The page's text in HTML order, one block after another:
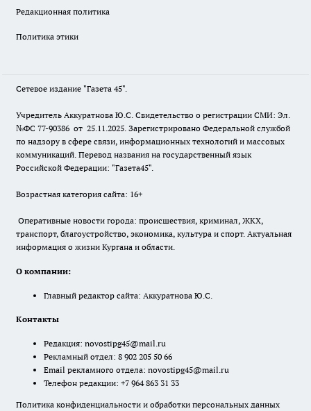
Редакционная политика
Политика этики
Сетевое издание "Газета 45".
Учредитель Аккуратнова Ю.С. Свидетельство о регистрации СМИ: Эл.
№ФС 77-90386 от 25.11.2025. Зарегистрировано Федеральной службой
по надзору в сфере связи, информационных технологий и массовых
коммуникаций. Перевод названия на государственный язык
Российской Федерации: "Газета45".
Возрастная категория сайта: 16+
Оперативные новости города: происшествия, криминал, ЖКХ,
транспорт, благоустройство, экономика, культура и спорт. Актуальная
информация о жизни Кургана и области.
О компании:
Главный редактор сайта: Аккуратнова Ю.С.
Контакты
Редакция: novostipg45@mail.ru
Рекламный отдел: 8 902 205 50 66
Email рекламного отдела: novostipg45@mail.ru
Телефон редакции: +7 964 863 31 33
Политика конфиденциальности и обработки персональных данных